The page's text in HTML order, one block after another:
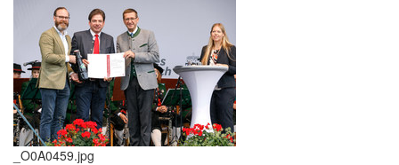
_O0A0459.jpg